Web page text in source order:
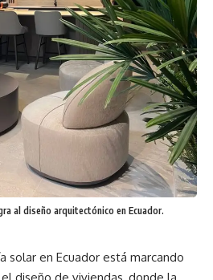
al diseño arquitectónico en Ecuador.
solar en Ecuador está marcando